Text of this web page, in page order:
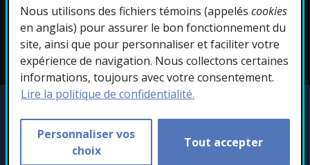
Nous utilisons des fichiers témoins (appeléscookies
en anglais) pour assurer le bon fonctionnement du
site, ainsi que pour personnaliser et faciliter votre
expérience de navigation. Nous collectons certaines
informations, toujours avec votre consentement.
Lire la politique de confidentialité.
Personnaliser vos
choix
Tout accepter
Accessibilité
réservés.
Personnaliser les témoins